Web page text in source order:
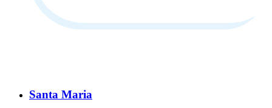
Santa Maria